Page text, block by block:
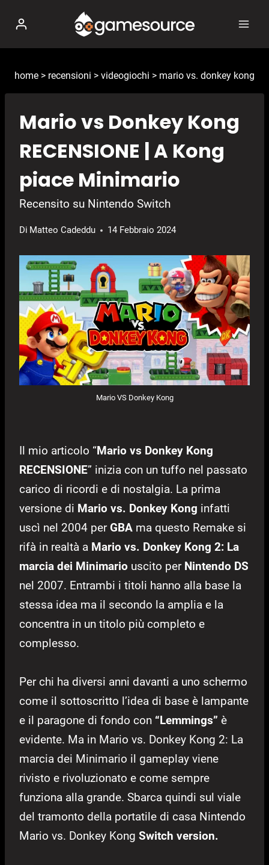
contenuto
home > recensioni > videogiochi > mario vs. donkey kong
Mario vs Donkey Kong
RECENSIONE | A Kong
piace Minimario
Recensito su Nintendo Switch
Di Matteo Cadeddu 14 Febbraio 2024
Mario VS Donkey Kong
Il mio articolo “Mario vs Donkey Kong
RECENSIONE” inizia con un tuffo nel passato
carico di ricordi e di nostalgia. La prima
versione di Mario vs. Donkey Kong infatti
uscì nel 2004 perGBA ma questo Remake si
rifà in realtà a Mario vs. Donkey Kong 2: La
marcia dei Minimario uscito per Nintendo DS
nel 2007. Entrambi i titoli hanno alla base la
stessa idea ma il secondo la amplia e la
concentra in un titolo più completo e
complesso.
Per chi ha diversi anni davanti a uno schermo
come il sottoscritto l’idea di base è lampante
e il paragone di fondo con “Lemmings” è
evidente. Ma in Mario vs. Donkey Kong 2: La
marcia dei Minimario il gameplay viene
rivisto e rivoluzionato e come sempre
funziona alla grande. Sbarca quindi sul viale
del tramonto della portatile di casa Nintendo
Mario vs. Donkey Kong Switch version.